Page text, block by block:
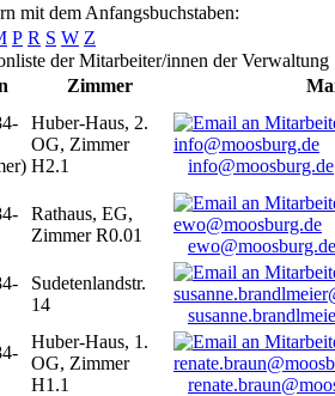
mit dem Anfangsbuchstaben:
P R S W Z
der Mitarbeiter/innen der Verwaltung
Zimmer
Huber-Haus, 2.
OG, Zimmer
H2.1
info@moosburg.de
Rathaus, EG,
Zimmer R0.01
ewo@moosburg.de
Sudetenlandstr.
14
Huber-Haus, 1.
OG, Zimmer
H1.1